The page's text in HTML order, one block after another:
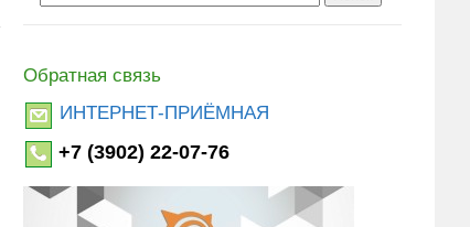
Обратная связь
ИНТЕРНЕТ-ПРИЁМНАЯ
+7 (3902) 22-07-76